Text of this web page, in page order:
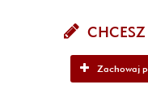
Zachowaj